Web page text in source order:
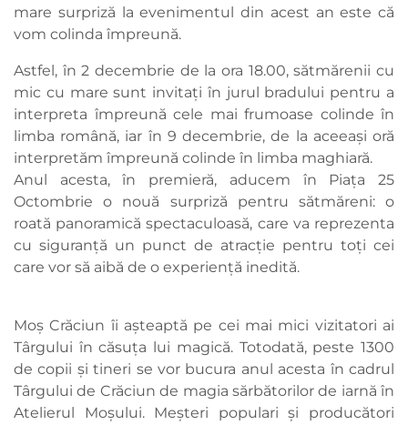
mare surpriză la evenimentul din acest an este că
vom colinda împreună.
Astfel, în 2 decembrie de la ora 18.00, sătmărenii cu
mic cu mare sunt invitați în jurul bradului pentru a
interpreta împreună cele mai frumoase colinde în
limba română, iar în 9 decembrie, de la aceeași oră
interpretăm împreună colinde în limba maghiară.
Anul acesta, în premieră, aducem în Piața 25
Octombrie o nouă surpriză pentru sătmăreni: o
roată panoramică spectaculoasă, care va reprezenta
cu siguranță un punct de atracție pentru toți cei
care vor să aibă de o experiență inedită.
Moș Crăciun îi așteaptă pe cei mai mici vizitatori ai
Târgului în căsuța lui magică. Totodată, peste 1300
de copii și tineri se vor bucura anul acesta în cadrul
Târgului de Crăciun de magia sărbătorilor de iarnă în
Atelierul Moșului. Meșteri populari și producători